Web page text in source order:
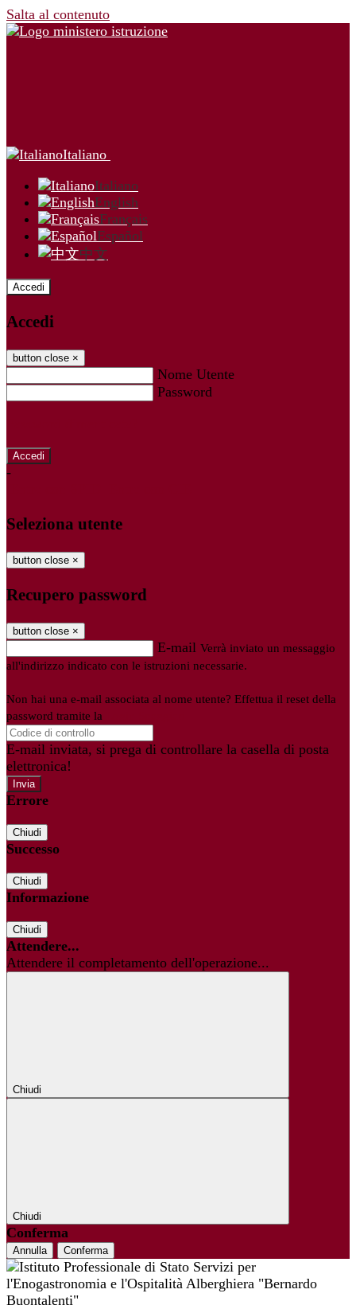
Salta al contenuto
Italiano
Italiano
English
Français
Español
中文
Accedi
Accedi
button close ×
Nome Utente
Password
-
Seleziona utente
button close ×
Recupero password
button close ×
E-mail Verrà inviato un messaggio
all'indirizzo indicato con le istruzioni necessarie.
Non hai una e-mail associata al nome utente? Effettua il reset della
password tramite la
E-mail inviata, si prega di controllare la casella di posta
elettronica!
Errore
Chiudi
Successo
Chiudi
Informazione
Chiudi
Attendere...
Attendere il completamento dell'operazione...
Chiudi
Chiudi
Conferma
Annulla Conferma